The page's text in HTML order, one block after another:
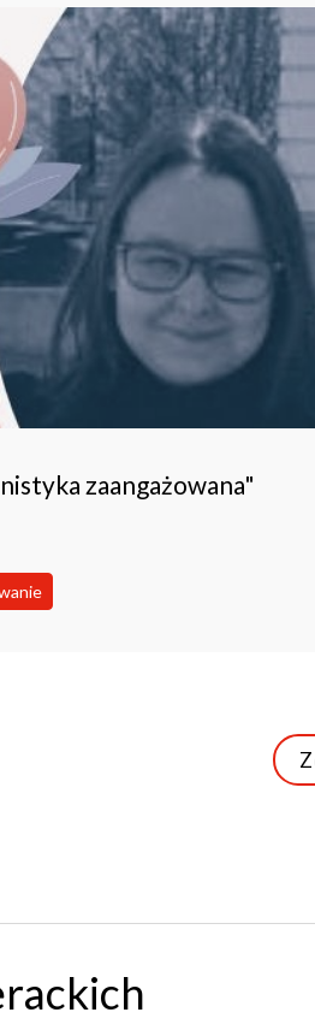
zaangażowana"